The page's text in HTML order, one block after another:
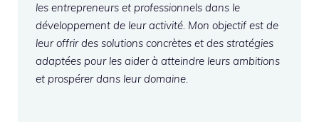
les entrepreneurs et professionnels dans le
développement de leur activité. Mon objectif est de
leur offrir des solutions concrètes et des stratégies
adaptées pour les aider à atteindre leurs ambitions
et prospérer dans leur domaine.